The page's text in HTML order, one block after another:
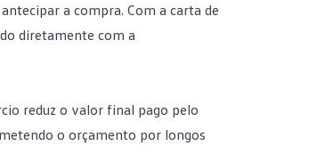
a compra. Com a carta de
diretamente com a
reduz o valor final pago pelo
o orçamento por longos